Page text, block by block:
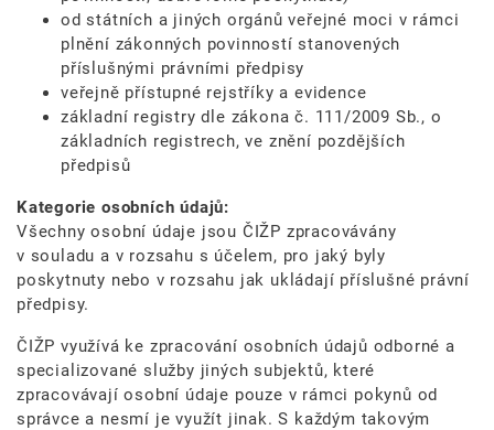
od státních a jiných orgánů veřejné moci v rámci
plnění zákonných povinností stanovených
příslušnými právními předpisy
veřejně přístupné rejstříky a evidence
základní registry dle zákona č. 111/2009 Sb., o
základních registrech, ve znění pozdějších
předpisů
Kategorie osobních údajů:
Všechny osobní údaje jsou ČIŽP zpracovávány
v souladu a v rozsahu s účelem, pro jaký byly
poskytnuty nebo v rozsahu jak ukládají příslušné právní
předpisy.
ČIŽP využívá ke zpracování osobních údajů odborné a
specializované služby jiných subjektů, které
zpracovávají osobní údaje pouze v rámci pokynů od
správce a nesmí je využít jinak. S každým takovým